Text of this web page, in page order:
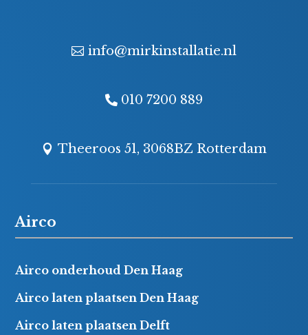
info@mirkinstallatie.nl
010 7200 889
Theeroos 51, 3068BZ Rotterdam
Airco
Airco onderhoud Den Haag
Airco laten plaatsen Den Haag
Airco laten plaatsen Delft